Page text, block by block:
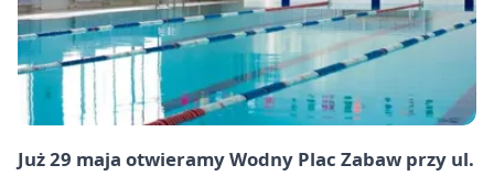
Już 29 maja otwieramy Wodny Plac Zabaw przy ul.